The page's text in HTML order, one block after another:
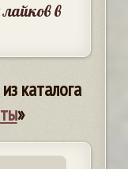
в
каталога
»